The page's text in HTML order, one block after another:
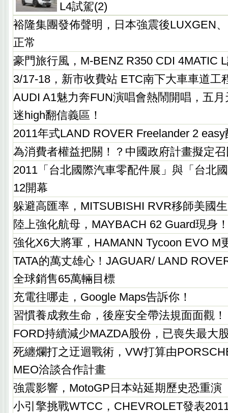
L4試駕(2)
裕隆集團發佈聲明，日本強震後LUXGEN
正常
豪門旅行風，M-BENZ R350 CDI 4MATIC
3/17-18，新市收費站 ETC南下大車車道工
AUDI A1魅力奔FUN演唱會熱鬧開唱，五
迷high翻信義區！
2011年式LAND ROVER Freelander 2
為消費者權益把關！？中國政府計畫擬定
2011「台北國際汽車零配件展」與「台北
12開幕
躲避高匯率，MITSUBISHI RVR移師美國
陸上強化航母，MAYBACH 62 Guard現身
強化X6大將軍，HAMANN Tycoon EVO M
TATA的萬丈雄心！JAGUAR/ LAND
全球銷售65萬輛目標
充電往哪走，Google Maps告訴你！
習慣養成救生命，後座安全帶法規面面觀！
FORD持續減少MAZDA股份，已喪失最大
死纏爛打之迂迴戰術，VW打算由
MEO洽談合作計畫
強震影響，MotoGP日本站延期歷史恐重演
小引擎挑戰WTCC，CHEVROLET發表